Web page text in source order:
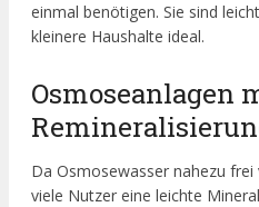
einmal benötigen. Sie sind
kleinere Haushalte ideal.
Osmoseanlagen
Da Osmosewasser nahezu
viele Nutzer eine leichte